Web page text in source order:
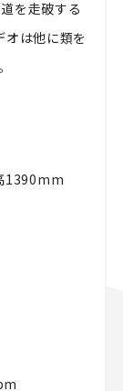
を走破する
オは他に類を
1390mm